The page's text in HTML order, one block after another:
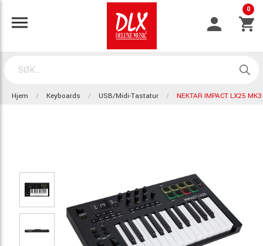
0
Hjem Keyboards USB/Midi-Tastatur NEKTAR IMPACT LX25 MK3